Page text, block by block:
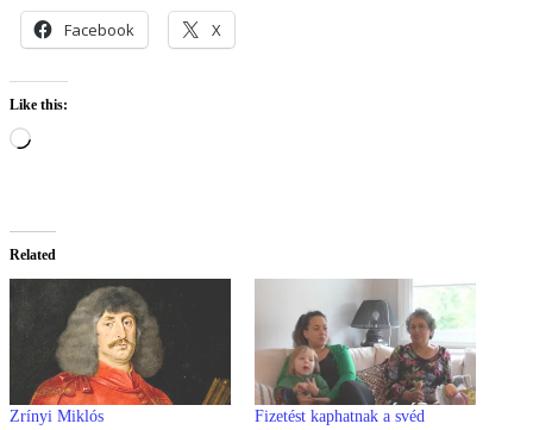
Facebook X
Like this:
Loading…
Related
Zrínyi Miklós
Fizetést kaphatnak a svéd